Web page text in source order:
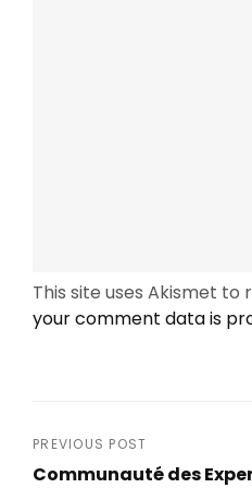
This site uses Akismet to
your comment data is
Post
PREVIOUS POST
Communauté des